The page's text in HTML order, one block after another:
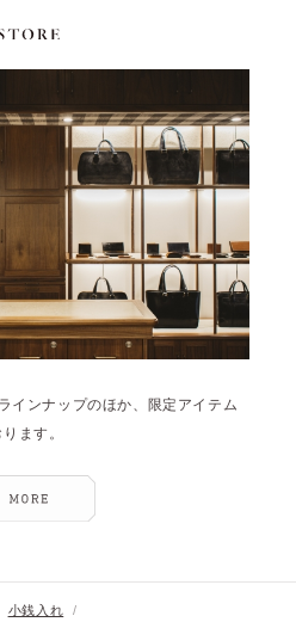
インナップのほか、限定アイテム
ます。
小銭入れ
/